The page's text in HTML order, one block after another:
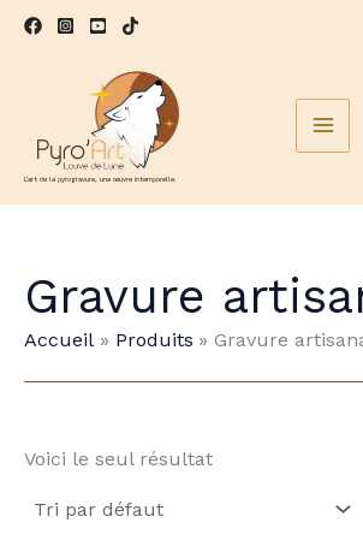
Aller
L'art de la pyrogravure, une œuvre intemporelle.
Gravure
Accueil Produits Gravure
Voici le seul résultat